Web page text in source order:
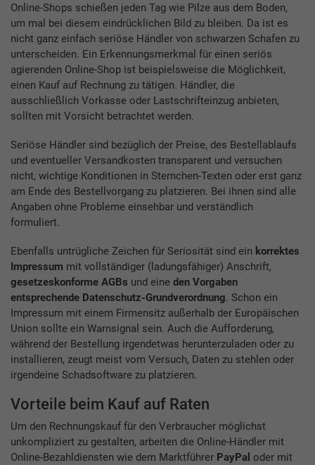
Online-Shops schießen jeden Tag wie Pilze aus dem Boden,
um mal bei diesem eindrücklichen Bild zu bleiben. Da ist es
nicht ganz einfach seriöse Händler von schwarzen Schafen zu
unterscheiden. Ein Erkennungsmerkmal für einen seriös
agierenden Online-Shop ist beispielsweise die Möglichkeit,
einen Kauf auf Rechnung zu tätigen. Händler, die
ausschließlich Vorkasse oder Lastschrifteinzug anbieten,
sollten mit Vorsicht betrachtet werden.
Seriöse Händler sind bezüglich der Preise, des Bestellablaufs
und eventueller Versandkosten transparent und versuchen
nicht, wichtige Konditionen in Sternchen-Texten oder erst ganz
am Ende des Bestellvorgang zu platzieren. Bei ihnen sind alle
Angaben ohne Probleme einsehbar und verständlich
formuliert.
Ebenfalls untrügliche Zeichen für Seriosität sind ein korrektes
Impressum mit vollständiger (ladungsfähiger) Anschrift,
gesetzeskonforme AGBs und eine den Vorgaben
entsprechende Datenschutz-Grundverordnung. Schon ein
Impressum mit einem Firmensitz außerhalb der Europäischen
Union sollte ein Warnsignal sein. Auch die Aufforderung,
während der Bestellung irgendetwas herunterzuladen oder zu
installieren, zeugt meist vom Versuch, Daten zu stehlen oder
irgendeine Schadsoftware zu platzieren.
Vorteile beim Kauf auf Raten
Um den Rechnungskauf für den Verbraucher möglichst
unkompliziert zu gestalten, arbeiten die Online-Händler mit
Online-Bezahldiensten wie dem Marktführer PayPal oder mit